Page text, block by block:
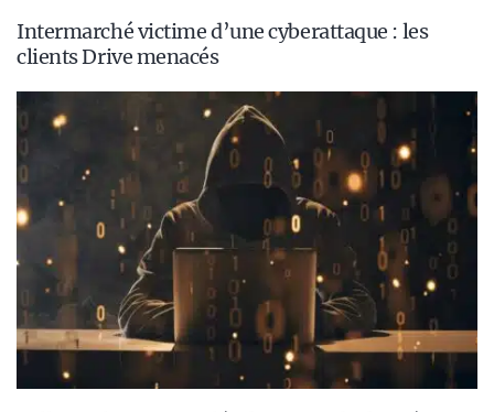
Intermarché victime d’une cyberattaque : les
clients Drive menacés